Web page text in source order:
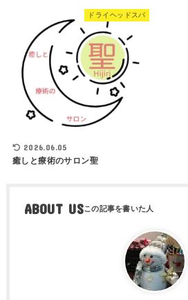
ドライヘッドスパ
2026.06.05
癒しと療術のサロン聖
ABOUT US